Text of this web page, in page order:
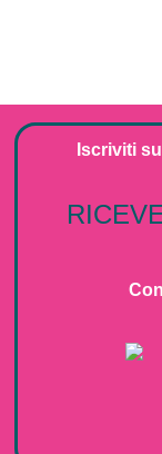
Iscriviti